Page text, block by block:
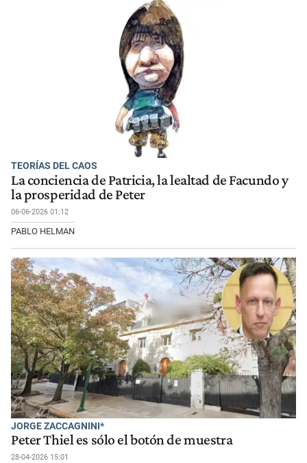
TEORÍAS DEL CAOS
La conciencia de Patricia, la lealtad de Facundo y
la prosperidad de Peter
06-06-2026 01:12
PABLO HELMAN
JORGE ZACCAGNINI*
Peter Thiel es sólo el botón de muestra
28-04-2026 15:01